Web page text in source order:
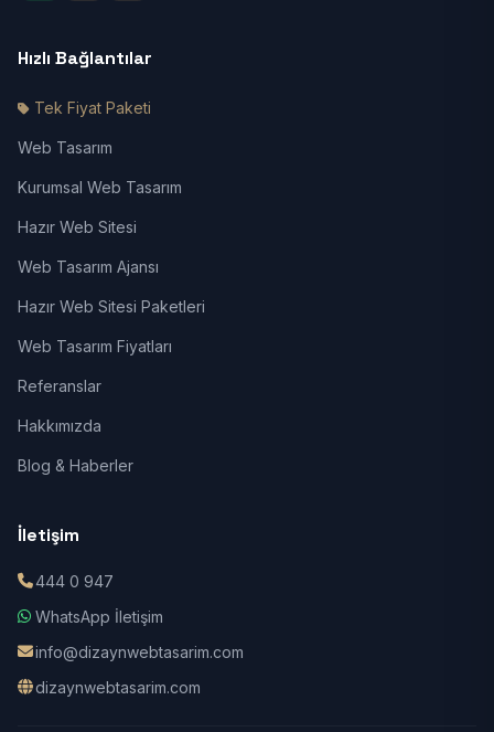
Hızlı Bağlantılar
Tek Fiyat Paketi
Web Tasarım
Kurumsal Web Tasarım
Hazır Web Sitesi
Web Tasarım Ajansı
Hazır Web Sitesi Paketleri
Web Tasarım Fiyatları
Referanslar
Hakkımızda
Blog & Haberler
İletişim
444 0 947
WhatsApp İletişim
info@dizaynwebtasarim.com
dizaynwebtasarim.com